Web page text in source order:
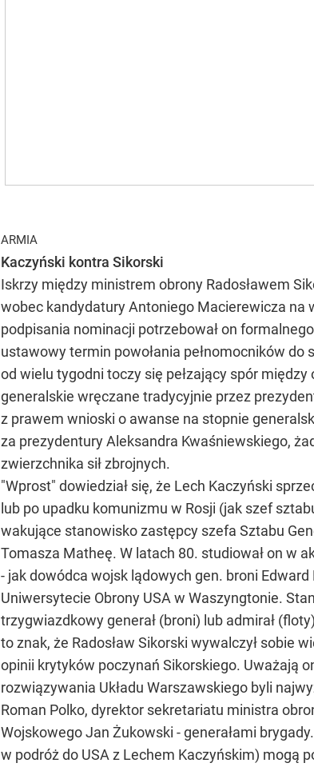
ARMIA
Kaczyński kontra Sikorski
Iskrzy między ministrem obrony Radosławem
wobec kandydatury Antoniego Macierewicza na
podpisania nominacji potrzebował on
ustawowy termin powołania pełnomocników do
od wielu tygodni toczy się pełzający spór
generalskie wręczane tradycyjnie przez
z prawem wnioski o awanse na stopnie
za prezydentury Aleksandra Kwaśniewskiego,
zwierzchnika sił zbrojnych.
"Wprost" dowiedział się, że Lech Kaczyński
lub po upadku komunizmu w Rosji (jak szef
wakujące stanowisko zastępcy szefa Sztabu
Tomasza Matheę. W latach 80. studiował on w
- jak dowódca wojsk lądowych gen. broni
Uniwersytecie Obrony USA w Waszyngtonie.
trzygwiazdkowy generał (broni) lub admirał
to znak, że Radosław Sikorski wywalczył sobie
opinii krytyków poczynań Sikorskiego. Uważają
rozwiązywania Układu Warszawskiego byli
Roman Polko, dyrektor sekretariatu ministra
Wojskowego Jan Żukowski - generałami
w podróż do USA z Lechem Kaczyńskim) mogą